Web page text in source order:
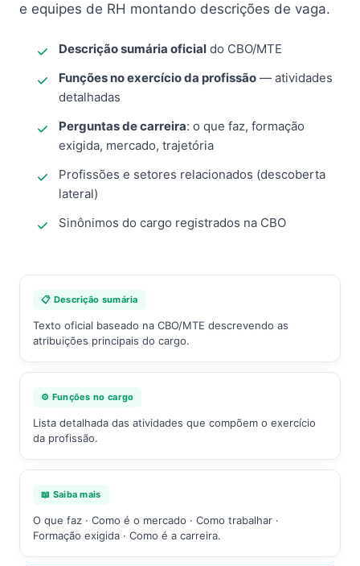
e equipes de RH montando descrições de vaga.
Descrição sumária oficial do CBO/MTE
Funções no exercício da profissão — atividades
detalhadas
Perguntas de carreira: o que faz, formação
exigida, mercado, trajetória
Profissões e setores relacionados (descoberta
lateral)
Sinônimos do cargo registrados na CBO
📋 Descrição sumária
Texto oficial baseado na CBO/MTE descrevendo as
atribuições principais do cargo.
⚙️ Funções no cargo
Lista detalhada das atividades que compõem o exercício
da profissão.
📖 Saiba mais
O que faz · Como é o mercado · Como trabalhar ·
Formação exigida · Como é a carreira.